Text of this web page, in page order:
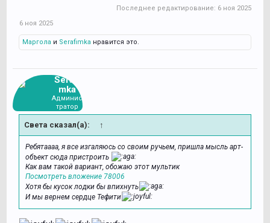
Последнее редактирование: 6 ноя 2025
6 ноя 2025
Маргола и Serafimka нравится это.
Serafi
mka
Админис
тратор
Света сказал(а): ↑
Ребятаааа, я все изгаляюсь со своим ручьем, пришла мысль арт-
объект сюда пристроить
Как вам такой вариант, обожаю этот мультик
Посмотреть вложение 78006
Хотя бы кусок лодки бы впихнуть
И мы вернем сердце Тефити